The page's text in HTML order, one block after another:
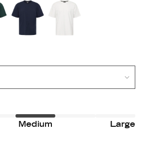
Medium Large